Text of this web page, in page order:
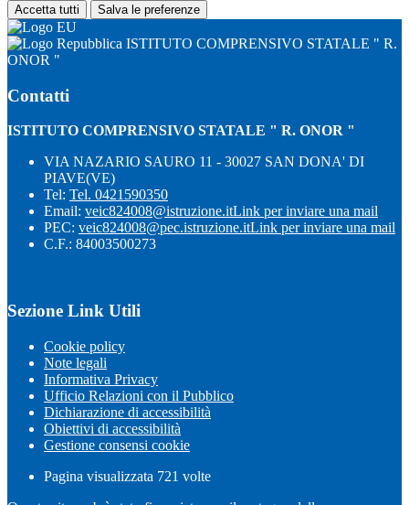
Accetta tutti Salva le preferenze
ISTITUTO COMPRENSIVO STATALE " R.
ONOR "
Contatti
ISTITUTO COMPRENSIVO STATALE " R. ONOR "
VIA NAZARIO SAURO 11 - 30027 SAN DONA' DI
PIAVE(VE)
Tel: Tel. 0421590350
Email: veic824008@istruzione.itLink per inviare una mail
PEC: veic824008@pec.istruzione.itLink per inviare una mail
C.F.: 84003500273
Sezione Link Utili
Cookie policy
Note legali
Informativa Privacy
Ufficio Relazioni con il Pubblico
Dichiarazione di accessibilità
Obiettivi di accessibilità
Gestione consensi cookie
Pagina visualizzata 721 volte